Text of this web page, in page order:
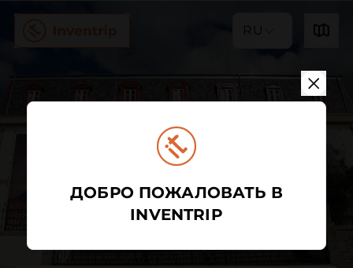
RU
ДОБРО ПОЖАЛОВАТЬ В
INVENTRIP